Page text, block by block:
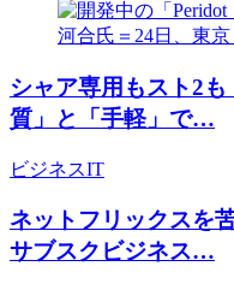
シャア専用もスト2
質」と「手軽」で…
ビジネスIT
ネットフリックスを
サブスクビジネス…